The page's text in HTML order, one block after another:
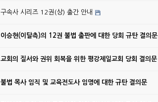
구속사 시리즈 12권(상) 출간 안내
이승현(이탈측)의 12권 불법 출판에 대한 당회 규탄 결의문
교회의 질서와 권위 회복을 위한 평강제일교회 당회 결의문
불법 목사 임직 및 교육전도사 임명에 대한 규탄 결의문